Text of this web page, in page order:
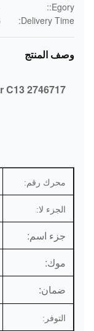
Egory::
Delivery Time:
وصف المنتج
C13
محرك رقم:
الجزء لا:
جزء اسم:
موك:
ضمان:
التوفر: